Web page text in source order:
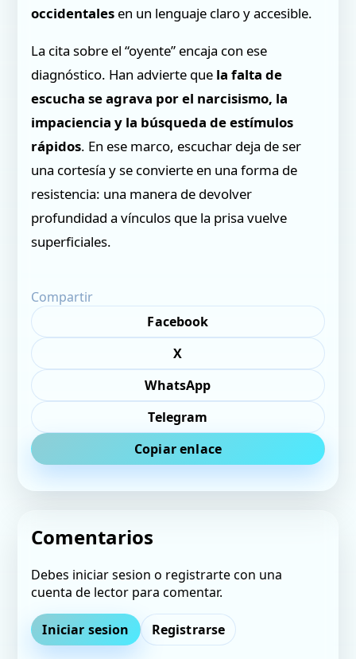
occidentales en un lenguaje claro y accesible.
La cita sobre el “oyente” encaja con ese
diagnóstico. Han advierte que la falta de
escucha se agrava por el narcisismo, la
impaciencia y la búsqueda de estímulos
rápidos. En ese marco, escuchar deja de ser
una cortesía y se convierte en una forma de
resistencia: una manera de devolver
profundidad a vínculos que la prisa vuelve
superficiales.
Compartir
Facebook
X
WhatsApp
Telegram
Copiar enlace
Comentarios
Debes iniciar sesion o registrarte con una
cuenta de lector para comentar.
Iniciar sesion Registrarse